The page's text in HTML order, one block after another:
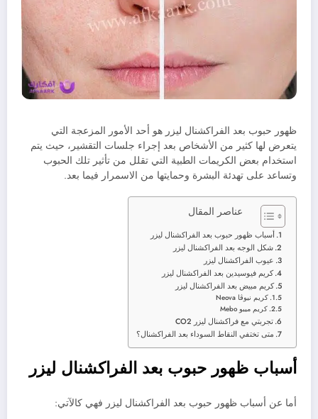
ظهور حبوب بعد الفراكشنال ليزر هو أحد الأمور المزعجة التي
يتعرض لها كثير من الأشخاص بعد إجراء جلسات التقشير، حيث يتم
استخدام بعض الكريمات الطبية التي تقلل من تأثير تلك الحبوب
وتساعد على تهدئة البشرة وحمايتها من الاسمرار فيما بعد.
عناصر المقال
أسباب ظهور حبوب بعد الفراكشنال ليزر
شكل الوجه بعد الفراكشنال ليزر
عيوب الفراكشنال ليزر
كريم فيوسيدين بعد الفراكشنال ليزر
كريم مبيض بعد الفراكشنال ليزر
كريم نيوڤا Neova
كريم ميبو Mebo
تجربتي مع فراكشنال ليزر CO2
متى تختفي النقاط السوداء بعد الفراكشنال؟
أسباب ظهور حبوب بعد الفراكشنال ليزر
أما عن أسباب ظهور حبوب بعد الفراكشنال ليزر فهي كالآتي: